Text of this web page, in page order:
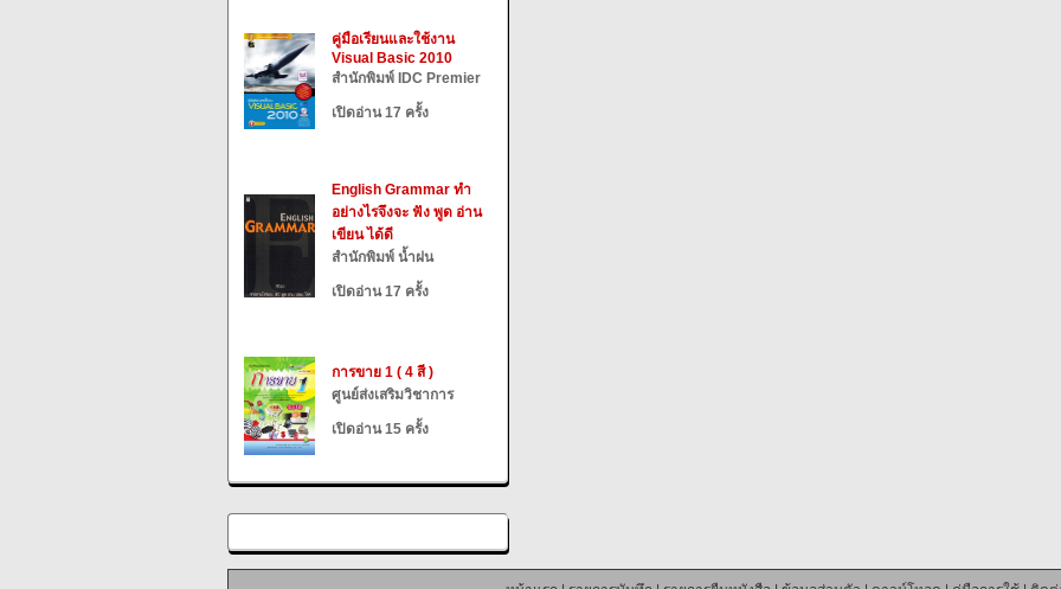
คู่มือเรียนและใช้งาน
Visual Basic 2010
สำนักพิมพ์ IDC Premier
เปิดอ่าน 17 ครั้ง
English Grammar ทำ
อย่างไรจึงจะ ฟัง พูด อ่าน
เขียน ได้ดี
สำนักพิมพ์ น้ำฝน
เปิดอ่าน 17 ครั้ง
การขาย 1 ( 4 สี )
ศูนย์ส่งเสริมวิชาการ
เปิดอ่าน 15 ครั้ง